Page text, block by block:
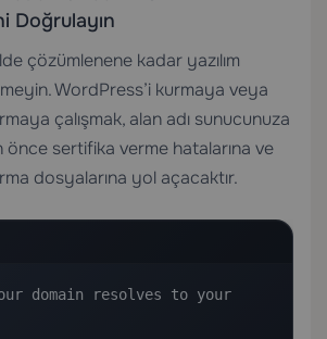
Doğrulayın
çözümlenene kadar yazılım
WordPress’i kurmaya veya
çalışmak, alan adı sunucunuza
sertifika verme hatalarına ve
dosyalarına yol açacaktır.
domain resolves to your